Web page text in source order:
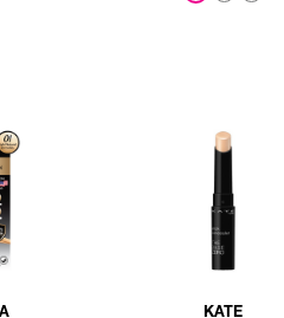
KATE